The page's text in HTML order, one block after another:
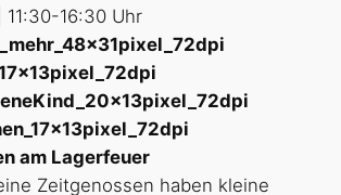
11:30-16:30 Uhr
am Lagerfeuer
Zeitgenossen haben kleine